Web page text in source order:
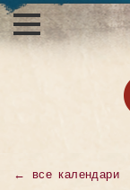
← все календари